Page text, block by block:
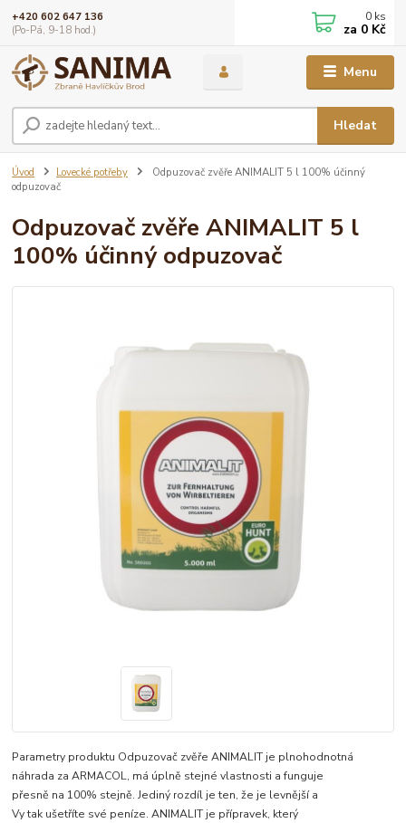
Menu
Hledat
+420 602 647 136
(Po-Pá, 9-18 hod.)
0 ks
za 0 Kč
Úvod Lovecké potřeby
Odpuzovač zvěře ANIMALIT 5 l 100% účinný
odpuzovač
Odpuzovač zvěře ANIMALIT 5 l
100% účinný odpuzovač
Parametry produktu Odpuzovač zvěře ANIMALIT je plnohodnotná
náhrada za ARMACOL, má úplně stejné vlastnosti a funguje
přesně na 100% stejně. Jediný rozdíl je ten, že je levnější a
Vy tak ušetříte své peníze. ANIMALIT je přípravek, který